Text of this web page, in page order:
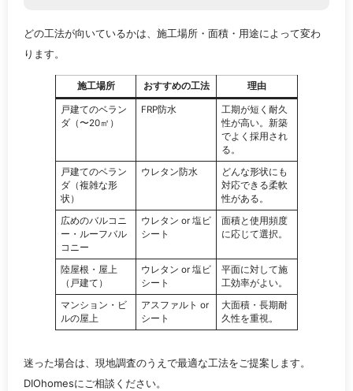
どの工法が向いているかは、施工場所・面積・用途によって変わ
ります。
施工場所 おすすめの工法 理由
戸建てのベラン
ダ（〜20㎡）
FRP防水
工期が短く耐久
性が高い。新築
でよく採用され
る。
戸建てのベラン
ダ（複雑な形
状）
ウレタン防水
どんな形状にも
対応できる柔軟
性がある。
広めのバルコニ
ー・ルーフバル
コニー
ウレタン or 塩ビ
シート
面積と使用頻度
に応じて選択。
陸屋根・屋上
（戸建て）
ウレタン or 塩ビ
シート
平面に対して施
工効率がよい。
マンション・ビ
ルの屋上
アスファルト or
シート
大面積・長期耐
久性を重視。
迷った場合は、現地調査のうえで最適な工法をご提案します。
DIOhomesにご相談ください。